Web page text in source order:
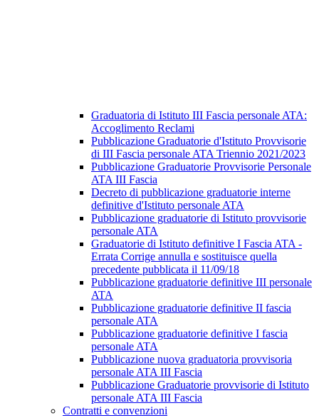
Graduatoria di Istituto III Fascia personale ATA:
Accoglimento Reclami
Pubblicazione Graduatorie d'Istituto Provvisorie
di III Fascia personale ATA Triennio 2021/2023
Pubblicazione Graduatorie Provvisorie Personale
ATA III Fascia
Decreto di pubblicazione graduatorie interne
definitive d'Istituto personale ATA
Pubblicazione graduatorie di Istituto provvisorie
personale ATA
Graduatorie di Istituto definitive I Fascia ATA -
Errata Corrige annulla e sostituisce quella
precedente pubblicata il 11/09/18
Pubblicazione graduatorie definitive III personale
ATA
Pubblicazione graduatorie definitive II fascia
personale ATA
Pubblicazione graduatorie definitive I fascia
personale ATA
Pubblicazione nuova graduatoria provvisoria
personale ATA III Fascia
Pubblicazione Graduatorie provvisorie di Istituto
personale ATA III Fascia
Contratti e convenzioni